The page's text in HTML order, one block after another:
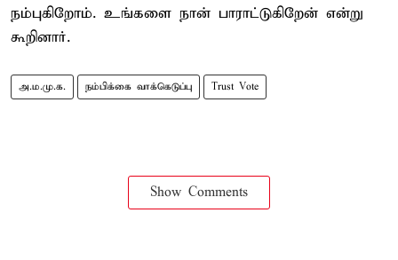
நம்புகிறோம். உங்களை நான் பாராட்டுகிறேன் என்று
கூறினார்.
அ.ம.மு.க. நம்பிக்கை வாக்கெடுப்பு Trust Vote
Show Comments